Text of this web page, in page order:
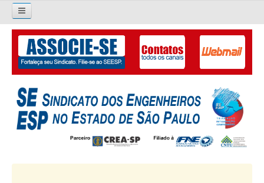
Pesquisar...
O SINDICATO
APRESENTAÇÃO
PALAVRA DO PRESIDENTE
DIRETORIA